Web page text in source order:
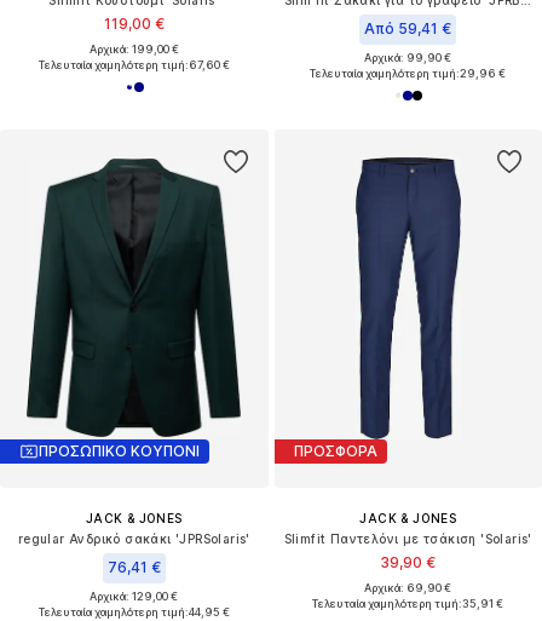
119,00 €
Αρχικά: 199,00 €
Τελευταία χαμηλότερη τιμή:67,60 €
Από 59,41 €
Αρχικά: 99,90 €
Τελευταία χαμηλότερη τιμή:29,96 €
ΠΡΟΣΩΠΙΚΟ ΚΟΥΠΟΝΙ
JACK & JONES
regular Ανδρικό σακάκι 'JPRSolaris'
76,41 €
Αρχικά: 129,00 €
Τελευταία χαμηλότερη τιμή:44,95 €
ΠΡΟΣΦΟΡΑ
JACK & JONES
Slimfit Παντελόνι με τσάκιση 'Solaris'
39,90 €
Αρχικά: 69,90 €
Τελευταία χαμηλότερη τιμή:35,91 €